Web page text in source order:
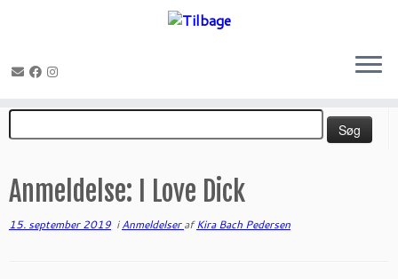
indhold
Søg
efter:
Anmeldelse: I Love Dick
15. september 2019 iAnmeldelserafKira Bach Pedersen